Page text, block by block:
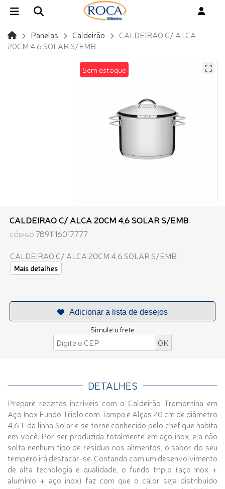
Panelas Caldeirão
CALDEIRAO C/ ALCA
20CM 4,6 SOLAR S/EMB
Sem estoque
CALDEIRAO C/ ALCA 20CM 4,6 SOLAR S/EMB
CÓDIGO 7891116017777
CALDEIRAO C/ ALCA 20CM 4,6 SOLAR S/EMB
Mais detalhes
Simule o frete
DETALHES
Prepare receitas incríveis com o Caldeirão Tramontina em
Aço Inox Fundo Triplo com Tampa e Alças 20 cm de diâmetro
4,6 L da linha Solar e se torne conhecido pelo chef que habita
em você. Por ser produzida totalmente em aço inox, ela não
solta nenhum tipo de resíduo nos alimentos, o sabor do seu
tempero irá destacar-se. Contando com um desenvolvimento
de alta tecnologia e qualidade, o fundo triplo (aço inox +
alumínio + aço inox) faz com que o calor seja distribuído